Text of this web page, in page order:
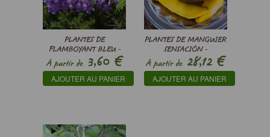
PLANTES DE
FLAMBOYANT BLEU -
JACARANDA
MIMOSIFOLIA
À partir de3,60 €
AJOUTER AU PANIER
PLANTES DE MANGUIER
SENSACIÓN -
MANGIFERA INDICA
À partir de28,12 €
AJOUTER AU PANIER